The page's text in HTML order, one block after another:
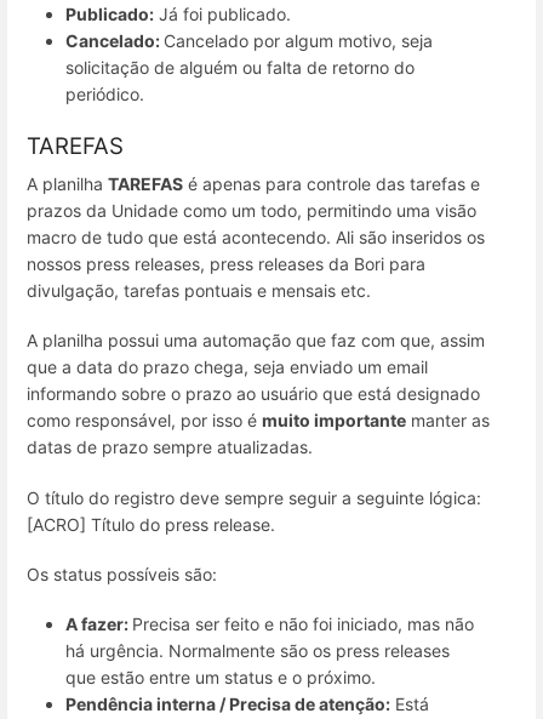
Publicado: Já foi publicado.
Cancelado: Cancelado por algum motivo, seja
solicitação de alguém ou falta de retorno do
periódico.
TAREFAS
A planilha TAREFAS é apenas para controle das tarefas e
prazos da Unidade como um todo, permitindo uma visão
macro de tudo que está acontecendo. Ali são inseridos os
nossos press releases, press releases da Bori para
divulgação, tarefas pontuais e mensais etc.
A planilha possui uma automação que faz com que, assim
que a data do prazo chega, seja enviado um email
informando sobre o prazo ao usuário que está designado
como responsável, por isso é muito importante manter as
datas de prazo sempre atualizadas.
O título do registro deve sempre seguir a seguinte lógica:
[ACRO] Título do press release.
Os status possíveis são:
A fazer: Precisa ser feito e não foi iniciado, mas não
há urgência. Normalmente são os press releases
que estão entre um status e o próximo.
Pendência interna / Precisa de atenção: Está